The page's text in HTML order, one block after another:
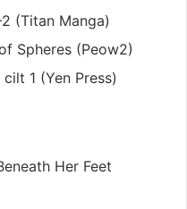
(Titan Manga)
Spheres (Peow2)
1 (Yen Press)
Her Feet